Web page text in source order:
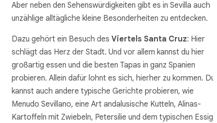
Aber neben den Sehenswürdigkeiten gibt es in Sevilla auch
unzählige alltägliche kleine Besonderheiten zu entdecken.
Dazu gehört ein Besuch des Viertels Santa Cruz: Hier
schlägt das Herz der Stadt. Und vor allem kannst du hier
großartig essen und die besten Tapas in ganz Spanien
probieren. Allein dafür lohnt es sich, hierher zu kommen. Du
kannst auch andere typische Gerichte probieren, wie
Menudo Sevillano, eine Art andalusische Kutteln, Alinas-
Kartoffeln mit Zwiebeln, Petersilie und dem typischen Essig